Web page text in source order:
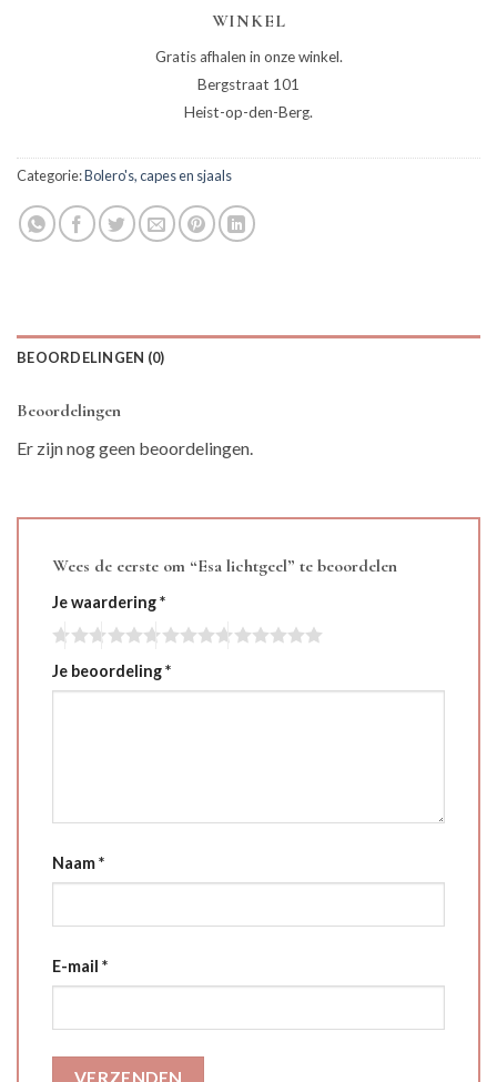
WINKEL
Gratis afhalen in onze winkel.
Bergstraat 101
Heist-op-den-Berg.
Categorie:Bolero's, capes en sjaals
BEOORDELINGEN (0)
Beoordelingen
Er zijn nog geen beoordelingen.
Wees de eerste om “Esa lichtgeel” te beoordelen
Je waardering*
Je beoordeling*
Naam*
E-mail *